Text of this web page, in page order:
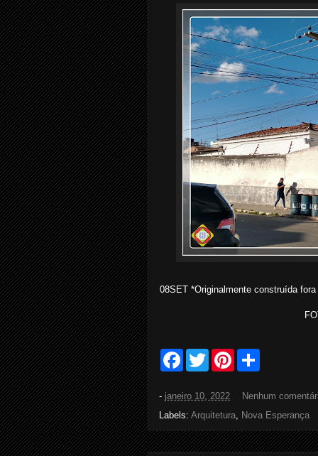
08SET *Originalmente construída
F
b
o
k
T
w
t
e
r
P
e
s
t
e
- janeiro 10, 2022
Nenhum
Labels: Arquitetura Nova Esperança